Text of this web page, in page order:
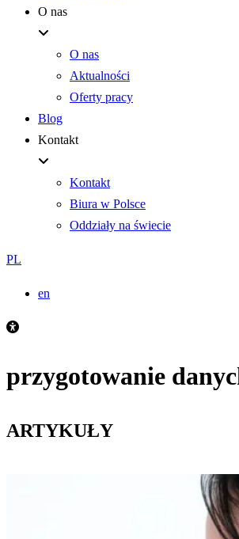
O nas
O nas
Aktualności
Oferty pracy
Blog
Kontakt
Kontakt
Biura w Polsce
Oddziały na świecie
PL
en
przygotowanie
ARTYKUŁY